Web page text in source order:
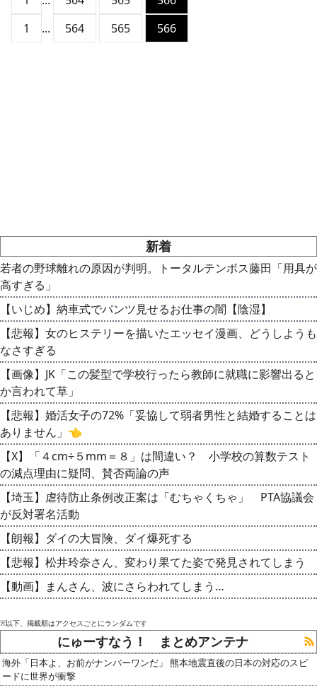
1
... 564 565 566
新着
若者の野球離れの原因が判明。トータルテンボス藤田「用具が
高すぎる」
【いじめ】納車式でパンツ見せるお仕事の闇【陰湿】
【悲報】女のヒステリーを描いたエッセイ漫画、どうしようも
なさすぎる
【画像】JK「この髪型で学校行ったら教師に就職に影響出ると
か言われて草」
【悲報】婚活女子の72%「妥協して弱者男性と結婚することは
ありません」👈
【X】「４cm÷５mm＝８」は間違い？ 小学校の算数テスト
の減点理由に疑問、賛否両論の声
【埼玉】虐待防止条例改正案は「むちゃくちゃ」 PTA協議会
が反対署名活動
【朗報】ダイの大冒険、ダイ爆死する
【悲報】松井玲奈さん、変わり果てた姿で発見されてしまう
【動画】まんさん、波にさらわれてしまう…
※以下、掲載順はアクセスごとにランダムです
にゅーすなう！ まとめアンテナ
海外「日本よ、お前がナンバーワンだ」 熊本地震直後の日本の対応のスピ
ードに世界が衝撃